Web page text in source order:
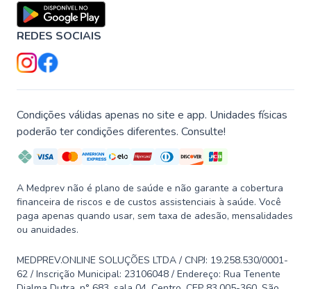
REDES SOCIAIS
Condições válidas apenas no site e app. Unidades físicas
poderão ter condições diferentes. Consulte!
A Medprev não é plano de saúde e não garante a cobertura
financeira de riscos e de custos assistenciais à saúde. Você
paga apenas quando usar, sem taxa de adesão, mensalidades
ou anuidades.
MEDPREV.ONLINE SOLUÇÕES LTDA / CNPJ: 19.258.530/0001-
62 / Inscrição Municipal: 23106048 / Endereço: Rua Tenente